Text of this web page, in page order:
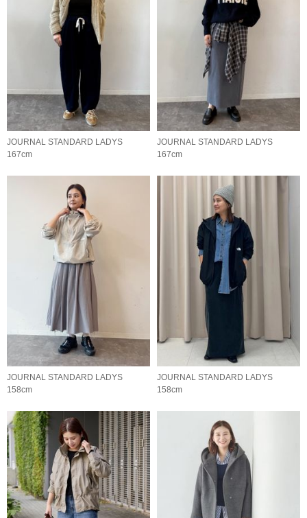
JOURNAL STANDARD LADYS
167cm
JOURNAL STANDARD LADYS
167cm
JOURNAL STANDARD LADYS
158cm
JOURNAL STANDARD LADYS
158cm